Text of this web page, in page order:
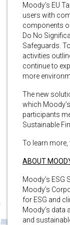
Moody’s EU
users with
components
Do No
Safeguards.
activities
continue to
more
The new
which
participants
Sustainable
To learn more,
ABOUT
Moody’s
Moody’s
for ESG and
Moody’s data
and